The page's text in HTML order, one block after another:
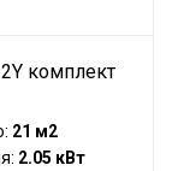
комплект
21 м2
2.05 кВт